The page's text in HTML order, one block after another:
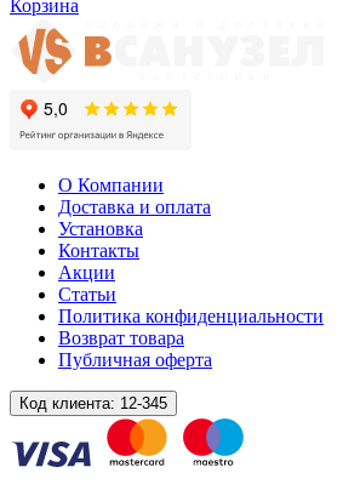
Корзина
О Компании
Доставка и оплата
Установка
Контакты
Акции
Статьи
Политика конфиденциальности
Возврат товара
Публичная оферта
Код клиента: 12-345